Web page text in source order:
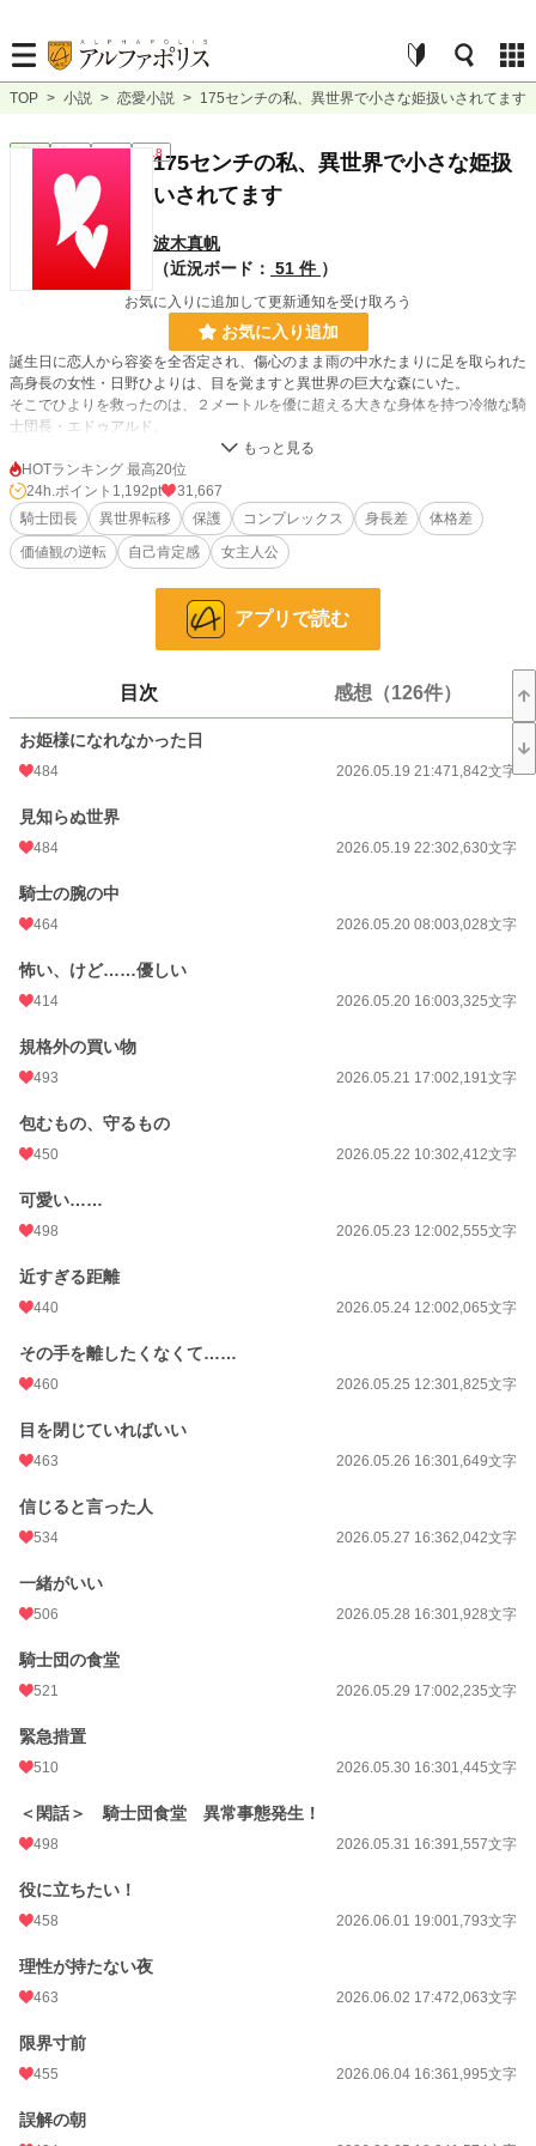
TOP > 小説 > 恋愛小説 > 175センチの私、異世界で小さな姫扱いされてます
恋愛 完結 長編 R18175センチの私、異世界で小さな姫扱
いされてます
波木真帆
（近況ボード： 51 件 ）
お気に入りに追加して更新通知を受け取ろう
お気に入り追加
誕生日に恋人から容姿を全否定され、傷心のまま雨の中水たまりに足を取られた
高身長の女性・日野ひよりは、目を覚ますと異世界の巨大な森にいた。
そこでひよりを救ったのは、２メートルを優に超える大きな身体を持つ冷徹な騎
士団長・エドゥアルド。
彼はひよりを「小さく儚い子ども」として勘違いしつつも保護し、騎士団の宿舎
へと連れ帰る。
巨人が暮らす異世界では子ども扱いされる175センチのひよりと、ひよりに可愛
い物が似合わないという固定概念を当然のように否定するエドゥアルド。
これは、全肯定から始まる優しく甘い恋のお話。
いますが楽しんでいただけると嬉しいです。
（一日に一度は更新します）
小説 1,086 位 / 228,641 件
恋愛
お気に入り 687
文字数 134,921
週間ポイント
月間ポイント 165,096 pt (224 位)
年間ポイント
累計ポイント
HOTランキング 最高20位
24h.ポイント 1,192pt
31,667
騎士団長
異世界転移 保護 コンプレックス 身長差
体格差
価値観の逆転
自己肯定感 女主人公
アプリで読む
目次 感想（126件）
お姫様になれなかった日
484 2026.05.19 21:471,842文字
見知らぬ世界
484 2026.05.19 22:302,630文字
騎士の腕の中
464 2026.05.20 08:003,028文字
怖い、けど……優しい
414 2026.05.20 16:003,325文字
規格外の買い物
493 2026.05.21 17:002,191文字
包むもの、守るもの
450 2026.05.22 10:302,412文字
可愛い……
498 2026.05.23 12:002,555文字
近すぎる距離
440 2026.05.24 12:002,065文字
その手を離したくなくて……
460 2026.05.25 12:301,825文字
目を閉じていればいい
463 2026.05.26 16:301,649文字
信じると言った人
534 2026.05.27 16:362,042文字
一緒がいい
506 2026.05.28 16:301,928文字
騎士団の食堂
521 2026.05.29 17:002,235文字
緊急措置
510 2026.05.30 16:301,445文字
＜閑話＞ 騎士団食堂 異常事態発生！
498 2026.05.31 16:391,557文字
役に立ちたい！
458 2026.06.01 19:001,793文字
理性が持たない夜
463 2026.06.02 17:472,063文字
限界寸前
455 2026.06.04 16:361,995文字
誤解の朝